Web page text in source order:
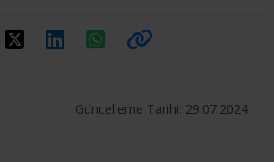
Güncelleme Tarihi: 29.07.2024